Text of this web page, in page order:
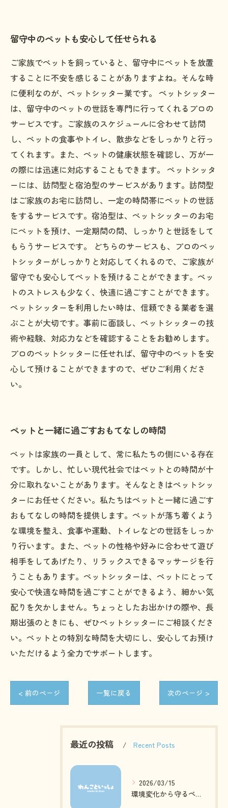
留守中のペットも安心して任せられる
ご家族でペットを飼っていると、留守中にペットを放置
することに不安を感じることがありますよね。そんな時
に便利なのが、ペットシッター業です。 ペットシッター
は、留守中のペットの世話を専門に行ってくれるプロの
サービスです。ご家族のスケジュールに合わせて訪問
し、ペットの食事やトイレ、散歩などをしっかりと行っ
てくれます。また、ペットの健康状態を確認し、万が一
の際には迅速に対応することもできます。 ペットシッタ
ーには、訪問型と宿泊型のサービスがあります。訪問型
はご家族のお宅に訪問し、一定の時間帯にペットの世話
をするサービスです。宿泊型は、ペットシッターのお宅
にペットを預け、一定期間の間、しっかりと世話をして
もらうサービスです。 どちらのサービスも、プロのペッ
トシッターがしっかりと対応してくれるので、ご家族が
留守でも安心してペットを預けることができます。ペッ
トのストレスも少なく、快適に過ごすことができます。
ペットシッターを利用したい時は、信頼できる業者を選
ぶことが大切です。事前に面談し、ペットシッターの技
術や経験、対応力などを確認することをお勧めします。
プロのペットシッターに任せれば、留守中のペットを安
心して預けることができますので、ぜひご利用くださ
い。
ペットと一緒に過ごすおもてなしの時間
ペットは家族の一員として、常に私たちの側にいる存在
です。しかし、忙しい現代社会ではペットとの時間が十
分に取れないことがあります。そんなときはペットシッ
ターにお任せください。私たちはペットと一緒に過ごす
おもてなしの時間を提供します。ペットが落ち着くよう
な環境を整え、食事や運動、トイレなどの世話をしっか
り行います。また、ペットの性格や好みに合わせて遊び
相手をしてあげたり、リラックスできるマッサージを行
うこともあります。ペットシッターは、ペットにとって
安心で快適な時間を過ごすことができるよう、細かい気
配りを欠かしません。ちょっとしたお出かけの際や、長
期出張のときにも、ぜひペットシッターにご相談くださ
い。ペットとの特別な時間を大切にし、安心してお預け
いただけるよう全力でサポートします。
< 前のページ 一覧に戻る 次のページ >
最近の投稿 Recent Posts
2026/03/15
環境変化から守るペットの心身ケア方法